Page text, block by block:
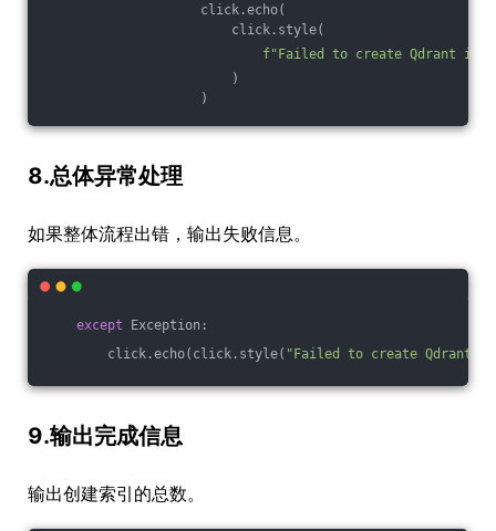
click.echo(
click.style(
f"Failed to create Qdrant
)
)
8.总体异常处理
如果整体流程出错，输出失败信息。
except Exception:
click.echo(click.style( "Failed to create Qdrant
9.输出完成信息
输出创建索引的总数。